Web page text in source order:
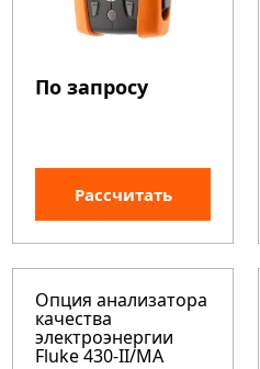
По запросу
Рассчитать
Опция анализатора
качества
электроэнергии
Fluke 430-II/MA